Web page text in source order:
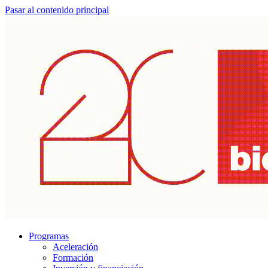
Pasar al contenido principal
Programas
Aceleración
Formación